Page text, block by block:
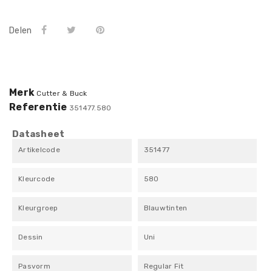
Delen
Merk Cutter & Buck
Referentie 351477.580
Datasheet
Artikelcode 351477
Kleurcode 580
Kleurgroep Blauwtinten
Dessin Uni
Pasvorm Regular Fit